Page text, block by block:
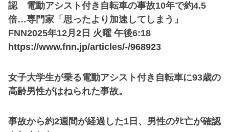
認 電動アシスト付き自転車の事故10年で約4.5
倍…専門家「思ったより加速してしまう」
FNN2025年12月2日 火曜 午後6:18
https://www.fnn.jp/articles/-/968923
女子大学生が乗る電動アシスト付き自転車に93歳の
高齢男性がはねられた事故。
事故から約2週間が経過した1日、男性のﾀﾋ亡が確認